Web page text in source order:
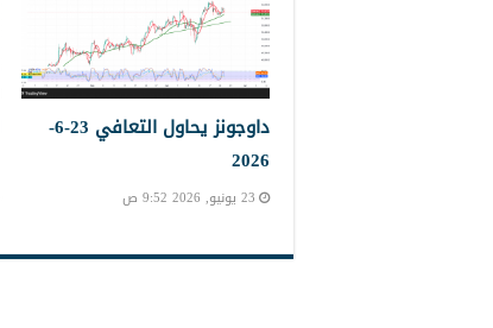
داوجونز يحاول التعافي 23-6-
2026
23 يونيو, 2026 9:52 ص